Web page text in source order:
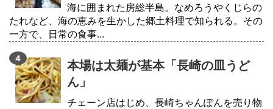
海に囲まれた房総半島。なめろうやくじらの
たれなど、海の恵みを生かした郷土料理で知られる。その
一方で、日常の食事...
本場は太麺が基本「長崎の皿うど
ん」
チェーン店はじめ、長崎ちゃんぽんを売り物